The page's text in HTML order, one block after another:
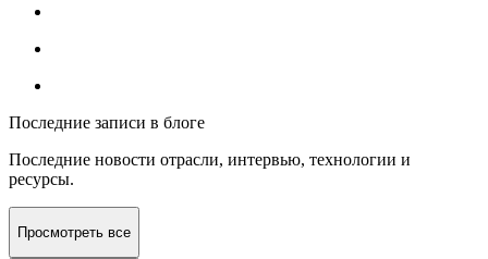
Последние записи в блоге
Последние новости отрасли, интервью, технологии и
ресурсы.
Просмотреть все